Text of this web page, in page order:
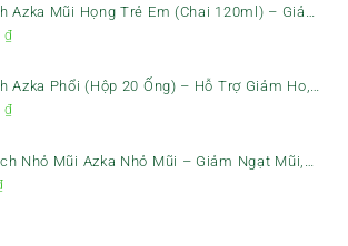
Azka Mũi Họng Trẻ Em (Chai 120ml) – Giảm
Đờm & Đau Rát Họng
₫
Azka Phổi (Hộp 20 Ống) – Hỗ Trợ Giảm Ho,
& Bổ Phổi
₫
Nhỏ Mũi Azka Nhỏ Mũi – Giảm Ngạt Mũi,
Trẻ Sơ Sinh